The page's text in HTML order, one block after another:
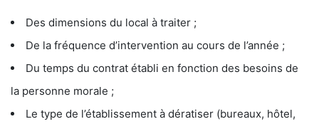
Des dimensions du local à traiter ;
De la fréquence d’intervention au cours de l’année ;
Du temps du contrat établi en fonction des besoins de
la personne morale ;
Le type de l’établissement à dératiser (bureaux, hôtel,